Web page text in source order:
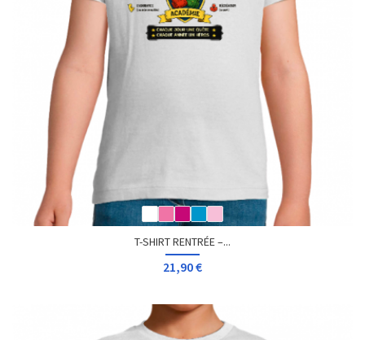
T-SHIRT RENTRÉE –...
21,90 €